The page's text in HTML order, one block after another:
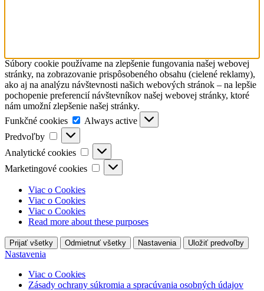
Súbory cookie používame na zlepšenie fungovania našej webovej
stránky, na zobrazovanie prispôsobeného obsahu (cielené reklamy),
ako aj na analýzu návštevnosti našich webových stránok – na lepšie
pochopenie preferencií návštevníkov našej webovej stránky, ktoré
nám umožní zlepšenie našej stránky.
Funkčné cookies
Funkčné
cookies
Always active
Predvoľby
Predvoľby
Analytické cookies
Analytické
cookies
Marketingové cookies
Marketingové
cookies
Viac o Cookies
Viac o Cookies
Viac o Cookies
Read more about these purposes
Prijať všetky Odmietnuť všetky Nastavenia Uložiť predvoľby
Nastavenia
Viac o Cookies
Zásady ochrany súkromia a spracúvania osobných údajov